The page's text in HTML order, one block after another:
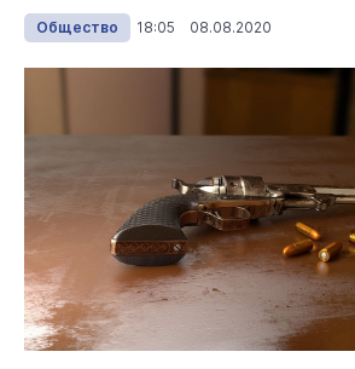
Общество 18:05 08.08.2020